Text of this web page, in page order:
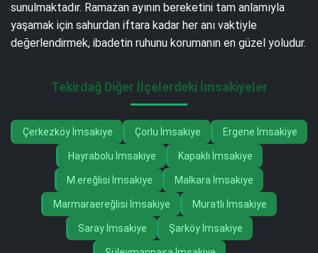
sunulmaktadır. Ramazan ayının bereketini tam anlamıyla
yaşamak için sahurdan iftara kadar her anı vaktiyle
değerlendirmek, ibadetin ruhunu korumanın en güzel yoludur.
Tekirdağ Diğer İlçelerdeki İmsakiyeler
Çerkezköy İmsakiye Çorlu İmsakiye Ergene İmsakiye
Hayrabolu İmsakiye Kapaklı İmsakiye
M.ereğlisi İmsakiye Malkara İmsakiye
Marmaraereğlisi İmsakiye Muratlı İmsakiye
Saray İmsakiye Şarköy İmsakiye